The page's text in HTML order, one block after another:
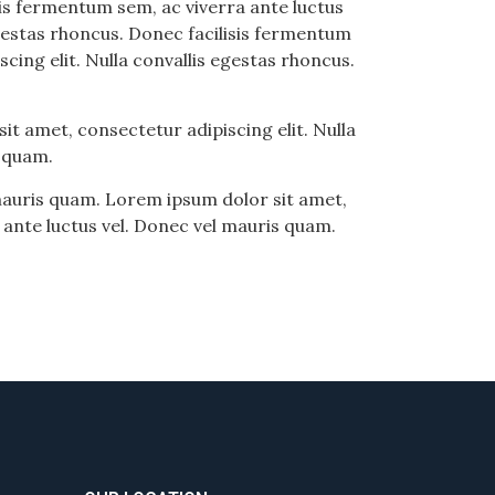
fermentum sem, ac viverra ante luctus
rhoncus. Donec facilisis fermentum
elit. Nulla convallis egestas rhoncus.
amet, consectetur adipiscing elit. Nulla
quam. Lorem ipsum dolor sit amet,
luctus vel. Donec vel mauris quam.